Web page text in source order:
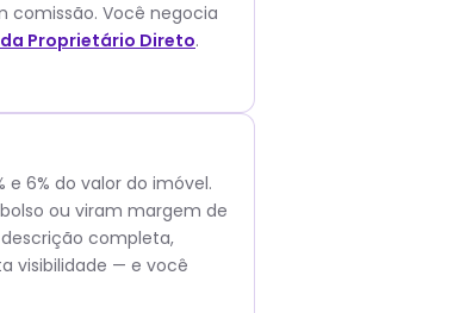
comissão. Você negocia
Proprietário Direto.
6% do valor do imóvel.
ou viram margem de
completa,
visibilidade — e você